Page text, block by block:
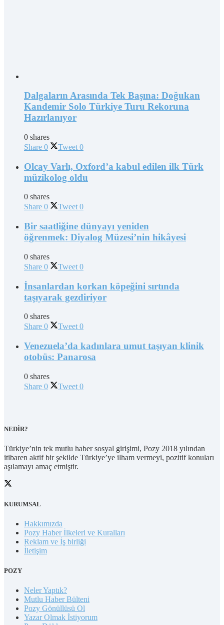
Dalgaların Arasında Tek Başına: Doğukan
Kandemir Solo Türkiye Turu Rekoruna
Hazırlanıyor
0 shares
Share 0 Tweet 0
Olcay Varlı, Oxford’a kabul edilen ilk Türk
müzikolog oldu
0 shares
Share 0 Tweet 0
Bir saatliğine dünyayı yeniden
öğrenmek: Diyalog Müzesi’nin hikâyesi
0 shares
Share 0 Tweet 0
İnsanlardan korkan köpeğini sırtında
taşıyarak gezdiriyor
0 shares
Share 0 Tweet 0
Venezuela’da kadınlara umut taşıyan klinik
otobüs: Panarosa
0 shares
Share 0 Tweet 0
NEDİR?
Türkiye’nin tek mutlu haber sosyal girişimi, Pozy 2018 yılından
itibaren aktif bir şekilde Türkiye’ye ilham vermeyi, pozitif konuları
aşılamayı amaç etmiştir.
KURUMSAL
Hakkımızda
Pozy Haber İlkeleri ve Kuralları
Reklam ve İş birliği
İletişim
POZY
Neler Yaptık?
Mutlu Haber Bülteni
Pozy Gönüllüsü Ol
Yazar Olmak İstiyorum